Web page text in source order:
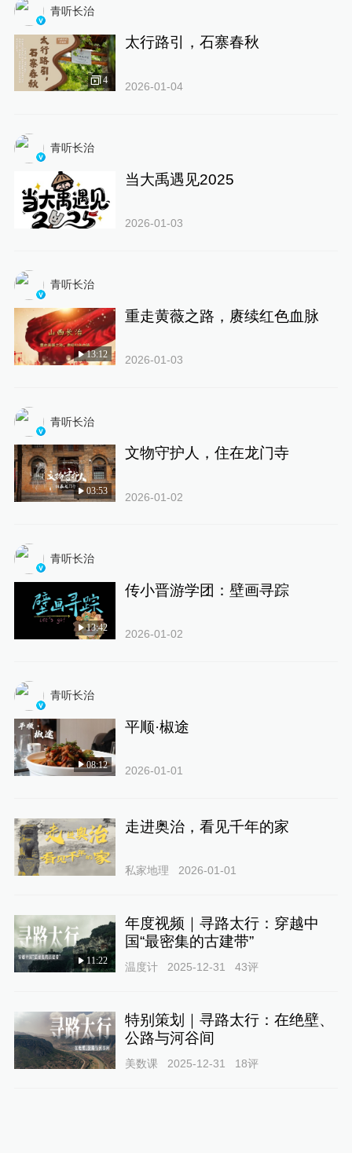
青听长治
4
太行路引，石寨春秋
2026-01-04
青听长治
当大禹遇见2025
2026-01-03
青听长治
13:12
重走黄薇之路，赓续红色血脉
2026-01-03
青听长治
03:53
文物守护人，住在龙门寺
2026-01-02
青听长治
13:42
传小晋游学团：壁画寻踪
2026-01-02
青听长治
08:12
平顺·椒途
2026-01-01
走进奥治，看见千年的家
私家地理 2026-01-01
11:22
年度视频｜寻路太行：穿越中
国“最密集的古建带”
温度计 2025-12-31 43评
特别策划｜寻路太行：在绝壁、
公路与河谷间
美数课 2025-12-31 18评